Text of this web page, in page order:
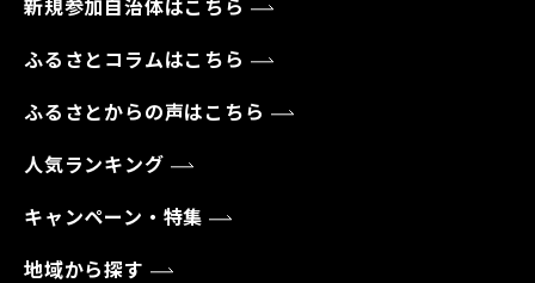
新規参加自治体はこちら
ふるさとコラムはこちら
ふるさとからの声はこちら
人気ランキング
キャンペーン・特集
地域から探す